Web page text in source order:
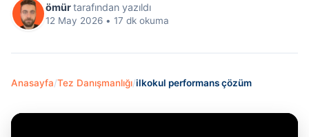
ömürtarafından yazıldı
12 May 2026 • 17 dk okuma
Anasayfa/Tez Danışmanlığı/ilkokul performans çözüm